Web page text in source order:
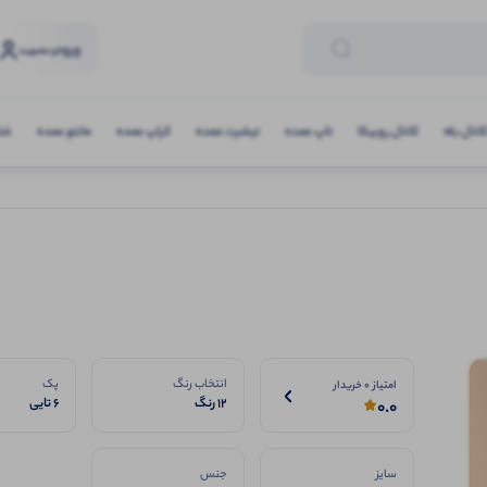
ورودو عضویت
کانال بله کانال روبیکا تاپ عمده تیشرت عمده کراپ عمده مانتو عمده
امتیاز 0 خریدار
0.0
انتخاب رنگ
۱۲ رنگ
پک
6 تایی
سایز جنس